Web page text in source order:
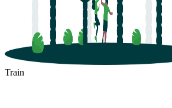
Train